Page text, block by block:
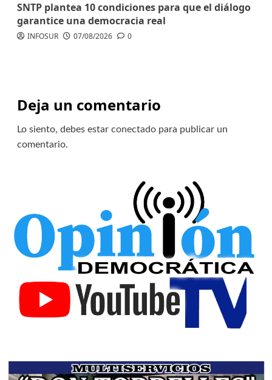
SNTP plantea 10 condiciones para que el diálogo
garantice una democracia real
INFOSUR 07/08/2026 0
Deja un comentario
Lo siento, debes estar conectadopara publicar un
comentario.